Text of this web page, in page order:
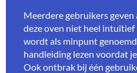
Meerdere gebruikers
deze oven niet heel intuïtief
wordt als minpunt
handleiding lezen voordat
Ook ontbrak bij één